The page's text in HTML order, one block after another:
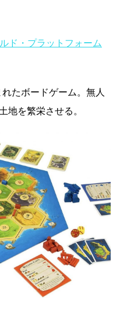
ド・プラットフォーム
たボードゲーム。無人
地を繁栄させる。